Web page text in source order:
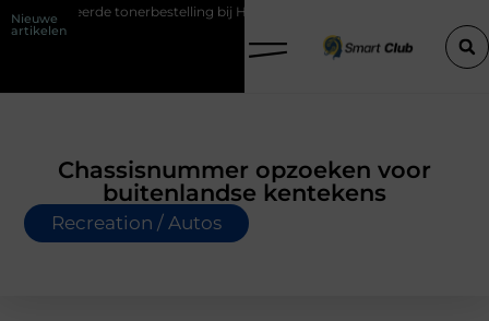
Nieuwe
artikelen
tonerbestelling bij HP printers
Chassisnummer opzoeken voor
buitenlandse kentekens
Recreation / Autos